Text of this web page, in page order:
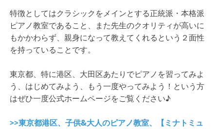
特徴としてはクラシックをメインとする正統派・本格派
ピアノ教室であること、また先生のクオリティが高いに
もかかわらず、親身になって教えてくれるという２面性
を持っていることです。
東京都、特に港区、大田区あたりでピアノを習ってみよ
う、はじめてみよう、もう一度やってみよう！という方
はぜひ一度公式ホームページをご覧ください♪
>>東京都港区、子供&大人のピアノ教室、【ミナトミュ